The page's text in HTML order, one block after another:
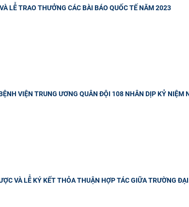
LỄ TRAO THƯỞNG CÁC BÀI BÁO QUỐC TẾ NĂM 2023
VIỆN TRUNG ƯƠNG QUÂN ĐỘI 108 NHÂN DỊP KỶ
VÀ LỄ KÝ KẾT THỎA THUẬN HỢP TÁC GIỮA TRƯỜNG